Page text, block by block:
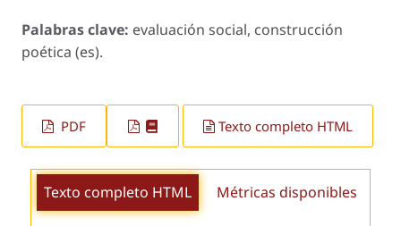
Palabras clave: evaluación social, construcción
poética (es).
PDF Texto completo HTML
Texto completo HTML Métricas disponibles